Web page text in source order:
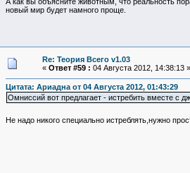
новый мир будет намного проще.
Re: Теория Всего v1.03
« Ответ #59 : 04 Августа 2012, 14:38:13 »
Цитата: Ариадна от 04 Августа 2012, 01:43:29
Омниссий вот предлагает - истребить вместе с
Не надо никого специально истреблять,нужно